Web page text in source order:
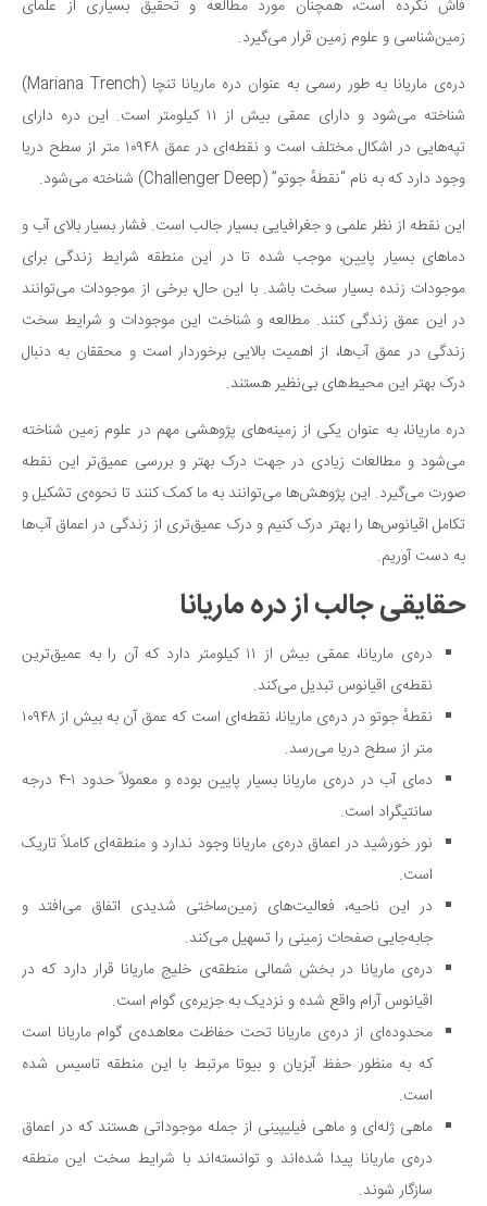
دانستنی‌ها
طنز
فال
مسابقه
اخبار
فاش نکرده است، همچنان مورد مطالعه و تحقیق بسیاری از علمای
زمین‌شناسی و علوم زمین قرار می‌گیرد.
دره‌ی ماریانا به طور رسمی به عنوان دره ماریانا تنچا (Mariana Trench)
شناخته می‌شود و دارای عمقی بیش از ۱۱ کیلومتر است. این دره دارای
تپه‌هایی در اشکال مختلف است و نقطه‌ای در عمق ۱۰۹۴۸ متر از سطح دریا
وجود دارد که به نام “نقطهٔ جوتو” (Challenger Deep) شناخته می‌شود.
این نقطه از نظر علمی و جغرافیایی بسیار جالب است. فشار بسیار بالای آب و
دماهای بسیار پایین، موجب شده تا در این منطقه شرایط زندگی برای
موجودات زنده بسیار سخت باشد. با این حال، برخی از موجودات می‌توانند
در این عمق زندگی کنند. مطالعه و شناخت این موجودات و شرایط سخت
زندگی در عمق آب‌ها، از اهمیت بالایی برخوردار است و محققان به دنبال
درک بهتر این محیط‌های بی‌نظیر هستند.
دره ماریانا، به عنوان یکی از زمینه‌های پژوهشی مهم در علوم زمین شناخته
می‌شود و مطالعات زیادی در جهت درک بهتر و بررسی عمیق‌تر این نقطه
صورت می‌گیرد. این پژوهش‌ها می‌توانند به ما کمک کنند تا نحوه‌ی تشکیل و
تکامل اقیانوس‌ها را بهتر درک کنیم و درک عمیق‌تری از زندگی در اعماق آب‌ها
به دست آوریم.
حقایقی جالب از دره ماریانا
دره‌ی ماریانا، عمقی بیش از ۱۱ کیلومتر دارد که آن را به عمیق‌ترین
نقطه‌ی اقیانوس تبدیل می‌کند.
نقطهٔ جوتو در دره‌ی ماریانا، نقطه‌ای است که عمق آن به بیش از ۱۰۹۴۸
متر از سطح دریا می‌رسد.
دمای آب در دره‌ی ماریانا بسیار پایین بوده و معمولاً حدود ۱-۴ درجه
سانتیگراد است.
نور خورشید در اعماق دره‌ی ماریانا وجود ندارد و منطقه‌ای کاملاً تاریک
است.
در این ناحیه، فعالیت‌های زمین‌ساختی شدیدی اتفاق می‌افتد و
جابه‌جایی صفحات زمینی را تسهیل می‌کند.
دره‌ی ماریانا در بخش شمالی منطقه‌ی خلیج ماریانا قرار دارد که در
اقیانوس آرام واقع شده و نزدیک به جزیره‌ی گوام است.
محدوده‌ای از دره‌ی ماریانا تحت حفاظت معاهده‌ی گوام ماریانا است
که به منظور حفظ آبزیان و بیوتا مرتبط با این منطقه تاسیس شده
است.
ماهی ژله‌ای و ماهی فیلیپینی از جمله موجوداتی هستند که در اعماق
دره‌ی ماریانا پیدا شده‌اند و توانسته‌اند با شرایط سخت این منطقه
سازگار شوند.